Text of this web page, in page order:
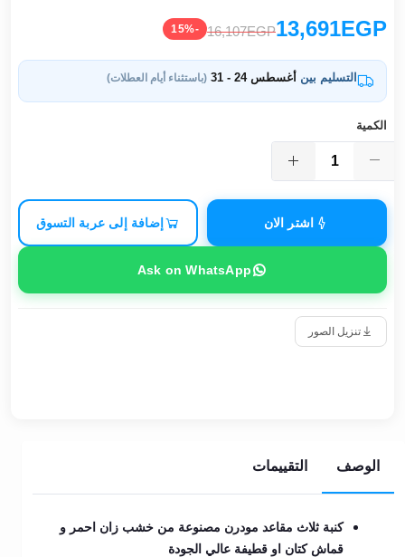
13,691EGP
16,107EGP
-15%
التسليم بين أغسطس 24 - 31 (باستثناء أيام العطلات)
الكمية
اشتر الان إضافة إلى عربة التسوق
Ask on WhatsApp
تنزيل الصور
الوصف التقييمات
كنبة ثلاث مقاعد مودرن مصنوعة من خشب زان احمر و
قماش كتان او قطيفة عالي الجودة